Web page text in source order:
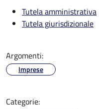
Tutela amministrativa
Tutela giurisdizionale
Argomenti:
Imprese
Categorie: